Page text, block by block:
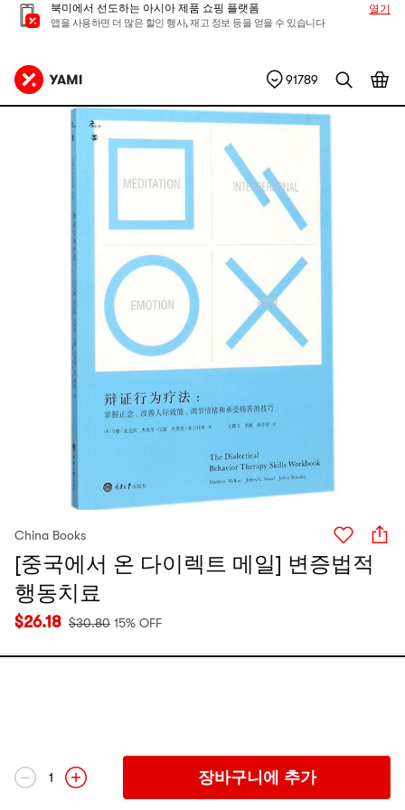
북미에서 선도하는 아시아 제품 쇼핑 플랫폼
앱을 사용하면 더 많은 할인 행사, 재고 정보 등을 얻을 수 있습니다
열기
91789
China Books
[중국에서 온 다이렉트 메일] 변증법적
행동치료
$26.18 $30.80 15% OFF
1 장바구니에 추가